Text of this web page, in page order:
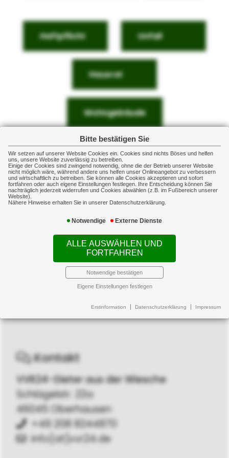
Bitte bestätigen Sie
Wir setzen auf unserer Website Cookies ein. Cookies sind nichts Böses und helfen
uns, unsere Website zuverlässig zu betreiben.
Einige der Cookies sind zwingend notwendig, ohne die der Betrieb unserer Website
nicht möglich wäre, während andere uns helfen unser Onlineangebot zu verbessern
und wirtschaftlich zu betreiben. Sie können alle Cookies akzeptieren und sofort
fortfahren oder auch eigene Einstellungen festlegen. Ihre Entscheidung können Sie
nachträglich jederzeit widerrufen und Cookies abwählen (z.B. im Fußbereich unserer
Website).
Nähere Hinweise erhalten Sie in unserer Datenschutzerklärung.
Notwendige Externe Dienste
ALLE AUSWÄHLEN UND
FORTFAHREN
Notwendige bestätigen
Eigene Einstellungen festlegen
Erstinformation Datenschutzerklärung Impressum
Haftpflicht Unfall
Hausrat
Wohngebäude
Rechtsschutz Auto
Reise Drohnen
E-Bike & Co
Kontakt
VVR24-Dieter aus der Wiesche
Schlägelstr. 22a
46045 Oberhausen
+49 208 8244870
info[at]vvr24.de